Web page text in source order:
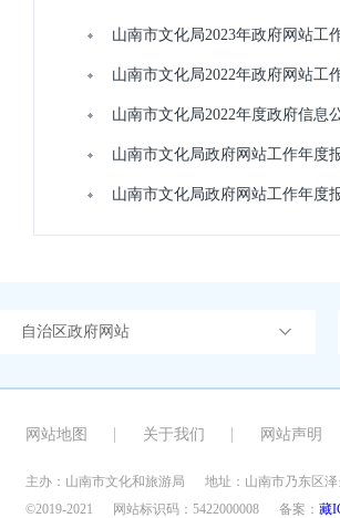
山南市文化局2023年政府网站工
山南市文化局2022年政府网站工
山南市文化局2022年度政府信息
山南市文化局政府网站工作年度
山南市文化局政府网站工作年度
自治区政府网站
网站地图 关于我们 网站声明
主办：山南市文化和旅游局 地址：山南市乃东区
©2019-2021
网站标识码：5422000008 备案： 藏